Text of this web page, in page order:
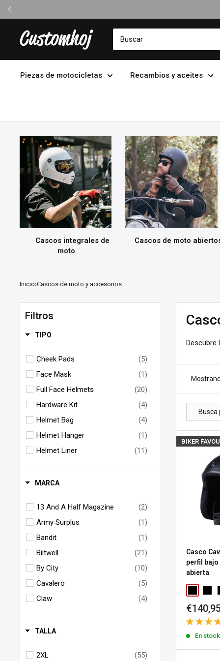
directamente
Customhoj
Piezas de motocicletas Recambios y aceites
Cascos integrales de
moto
Cascos de moto
Inicio›Cascos de moto y accesorios
Filtros
TIPO
Cheek Pads
(5)
Face Mask
(1)
Full Face Helmets
(20)
Hardware Kit
(4)
Helmet Bag
(4)
Helmet Hanger
(1)
Helmet Liner
(11)
Helmet Lock
(5)
Intercom / Headset
Motocross Helmets
(2)
Open Helmets
(22)
Peak
(10)
Visor
(34)
MARCA
13 And A Half Magazine
(2)
Army Surplus
(1)
Bandit
(1)
Biltwell
(21)
By City
(10)
Cavalero
(5)
Claw
(4)
DMD
(18)
Ez-Go
TALLA
2XL
(55)
BIKER
Casco
perfil
abierta
Precio
de
venta
En stock